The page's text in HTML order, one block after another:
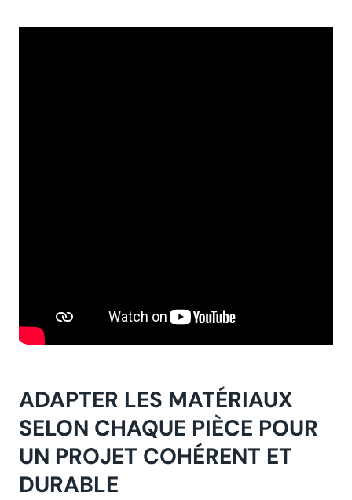
ADAPTER LES MATÉRIAUX
SELON CHAQUE PIÈCE POUR
UN PROJET COHÉRENT ET
DURABLE